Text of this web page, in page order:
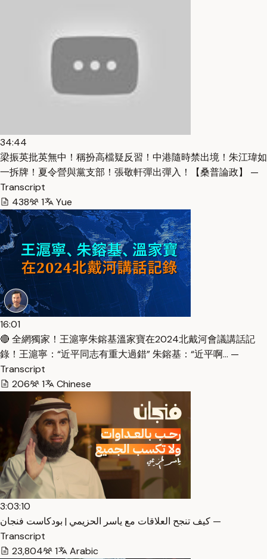
34:44
梁振英批英無中！稱扮高檔疑反習！中港隨時禁出境！朱江瑋如
一拆牌！夏令營與黨支部！張敬軒彈出彈入！【桑普論政】 —
Transcript
438
1 Yue
16:01
🔴 全網獨家！王滬寧朱鎔基溫家寶在2024北戴河會議講話記
錄！王滬寧：“近平同志有重大過錯” 朱鎔基：“近平啊… —
Transcript
206
1 Chinese
3:03:10
كيف تنجح العلاقات مع ياسر الحزيمي | بودكاست فنجان —
Transcript
23,804
1 Arabic